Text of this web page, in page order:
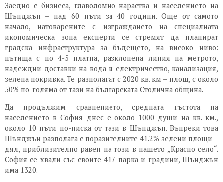
Заедно с бизнеса, главоломно нараства и населението на
Шънджън – над 60 пъти за 40 години. Още от самото
начало, натоварените с изграждането на специалната
икономическа зона експерти се стремят да планират
градска инфраструктура за бъдещето, на високо ниво:
пътища с по 4-5 платна, разклонена линия на метрото,
надеждни доставки на вода и електричество, канализация,
зелена покривка. Те разполагат с 2020 кв. км – площ, с около
50% по-голяма от тази на българската Столична община.
Да продължим сравнението, средната гъстота на
населението в София днес е около 1000 души на кв. км.,
около 10 пъти по-ниска от тази в Шънджън. Въпреки това
Шънджън разполага с поразителните 41.2% зелени площи –
дял, приблизително равен на този в нашето „Красно село“.
София се хвали със своите 417 парка и градини, Шънджън
има 1320.